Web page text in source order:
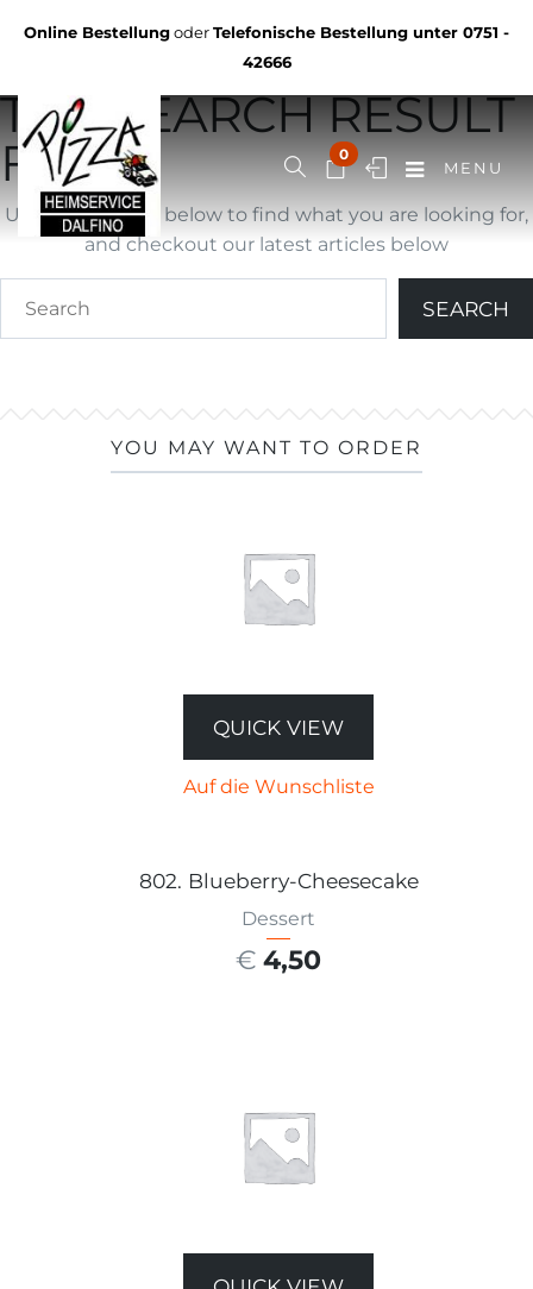
Online BestellungoderTelefonische Bestellung unter 0751 -
42666
0
MENU
YOU ARE BROWSING
THE SEARCH RESULT
FOR ""
Use search form below to find what you are looking for,
and checkout our latest articles below
YOU MAY WANT TO ORDER
QUICK VIEW
Auf die Wunschliste
802. Blueberry-Cheesecake
Dessert
€ 4,50